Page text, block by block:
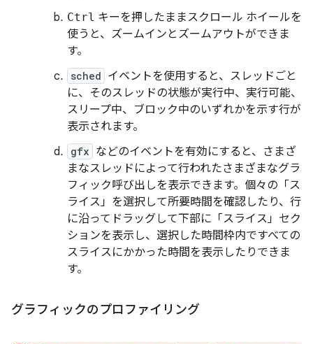
Ctrl キーを押したままスクロール ホイールを
使うと、ズームインとズームアウトができま
す。
sched イベントを使用すると、スレッドごと
に、そのスレッドの状態が実行中、実行可能、
スリープ中、ブロック中のいずれかを示す行が
表示されます。
gfx などのイベントを有効にすると、さまざ
まなスレッドによって行われたさまざまなグラ
フィック呼び出しを表示できます。個々の「ス
ライス」を選択して所要時間を確認したり、行
に沿ってドラッグして下部に「スライス」セク
ションを表示し、選択した時間枠内ですべての
スライスにかかった時間を表示したりできま
す。
グラフィックのプロファイリング